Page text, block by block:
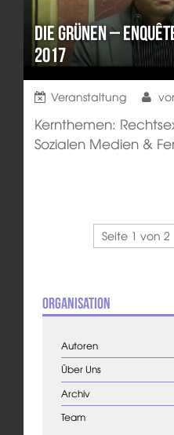
Die Grünen –
2017
Veranstaltung
Kernthemen:
Sozialen Medien &
Seite 1 von 2
Organisation
Autoren
Über Uns
Archiv
Team